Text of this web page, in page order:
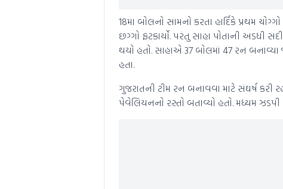
18મા બોલનો સામનો કરતા હાર્દિકે પ્રથમ
છગ્ગો ફટકાર્યો. પરંતુ સાહા પોતાની
થયો હતો. સાહાએ 37 બોલમાં 47 રન બનાવ્યા
હતા.
ગુજરાતની ટીમ રન બનાવવા માટે સંઘર્ષ
પેવેલિયનનો રસ્તો બતાવ્યો હતો. મધ્યમ